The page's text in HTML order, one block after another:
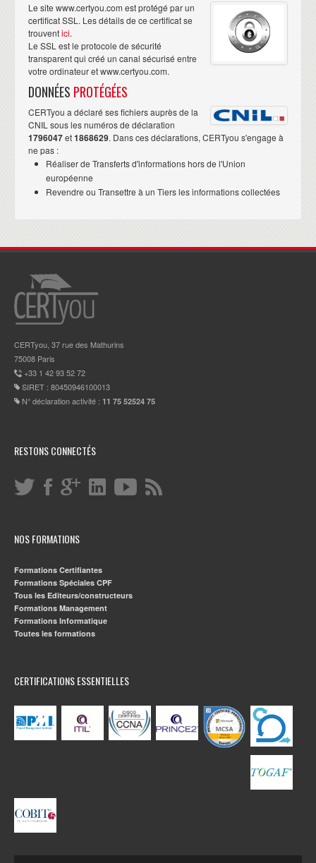
Le site www.certyou.com est protégé par un
certificat SSL. Les détails de ce certificat se
trouventici.
Le SSL est le protocole de sécurité
transparent qui créé un canal sécurisé entre
votre ordinateur et www.certyou.com.
DONNÉES PROTÉGÉES
CERTyou a déclaré ses fichiers auprès de la
CNIL sous les numéros de déclaration
1796047et1868629. Dans ces déclarations, CERTyou s'engage à
ne pas :
Réaliser de Transferts d'informations hors de l'Union
européenne
Revendre ou Transettre à un Tiers les informations collectées
CERTyou, 37 rue des Mathurins
75008 Paris
+33 1 42 93 52 72
SIRET : 80450946100013
N° déclaration activité : 11 75 52524 75
RESTONS CONNECTÉS
NOS FORMATIONS
Formations Certifiantes
Formations Spéciales CPF
Tous les Editeurs/constructeurs
Formations Management
Formations Informatique
Toutes les formations
CERTIFICATIONS ESSENTIELLES